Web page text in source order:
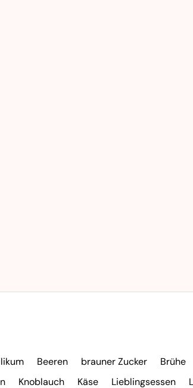
Beeren brauner Zucker Brühe
Knoblauch Käse Lieblingsessen